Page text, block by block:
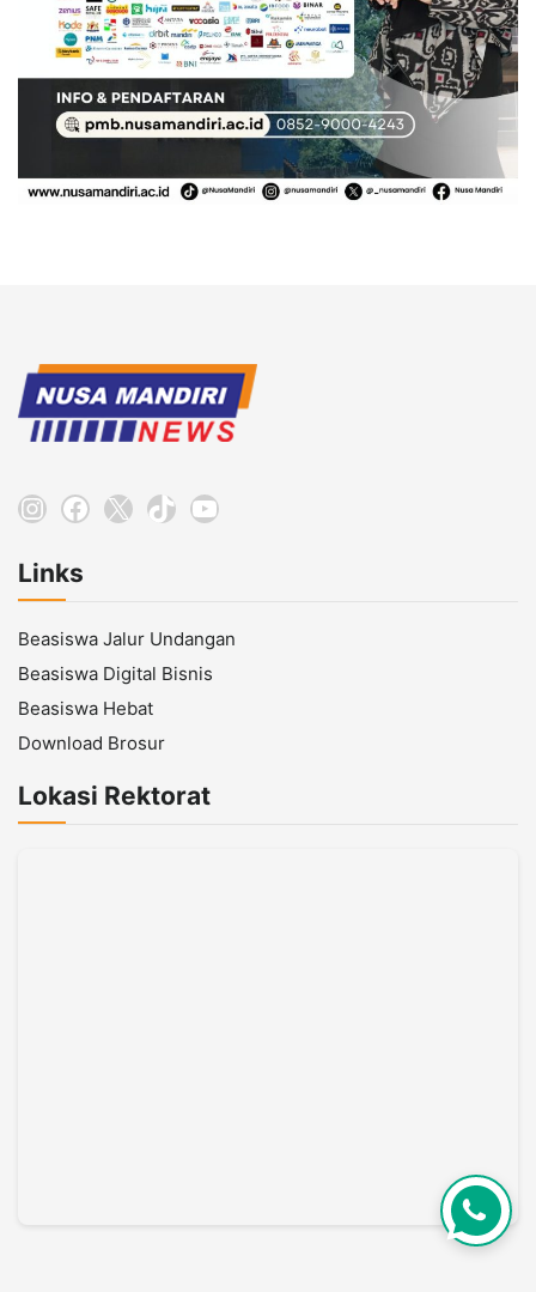
Instagram
Facebook
X TikTokYouTube
Links
Beasiswa Jalur Undangan
Beasiswa Digital Bisnis
Beasiswa Hebat
Download Brosur
Lokasi Rektorat